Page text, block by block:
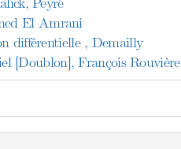
El Amrani
différentielle , Demailly
[Doublon], François Rouvière